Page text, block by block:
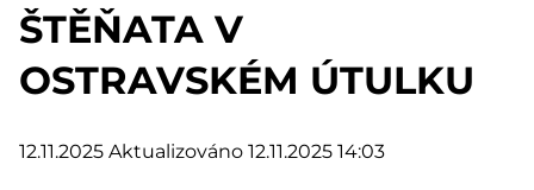
ŠTĚŇATA V
OSTRAVSKÉM ÚTULKU
12.11.2025 Aktualizováno 12.11.2025 14:03